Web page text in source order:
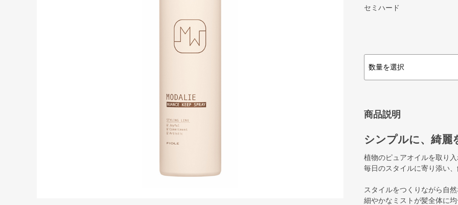
セミハード
商品説明
シンプルに、綺麗
植物のピュアオイルを取り
毎日のスタイルに寄り添い
スタイルをつくりながら自
細やかなミストが髪全体に